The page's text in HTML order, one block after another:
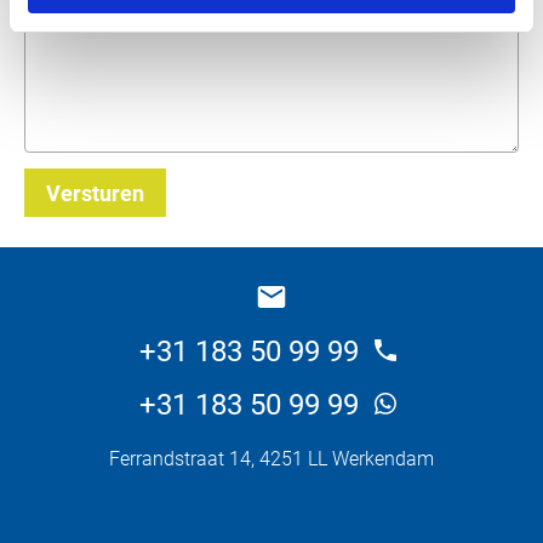
Versturen
+31 183 50 99 99
+31 183 50 99 99
Ferrandstraat 14, 4251 LL Werkendam